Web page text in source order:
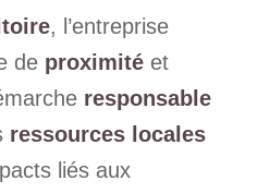
, l’entreprise
de proximitéet
responsable
ressources locales
liés aux